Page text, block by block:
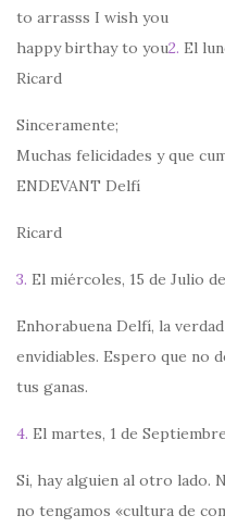
to arrasss I wish you
happy birthay to you2. El
Ricard
Sinceramente;
Muchas felicidades y que
ENDEVANT Delfí
Ricard
3. El miércoles, 15 de Julio
Enhorabuena Delfí, la
envidiables. Espero que no
tus ganas.
4. El martes, 1 de
Si, hay alguien al otro lado.
no tengamos «cultura de